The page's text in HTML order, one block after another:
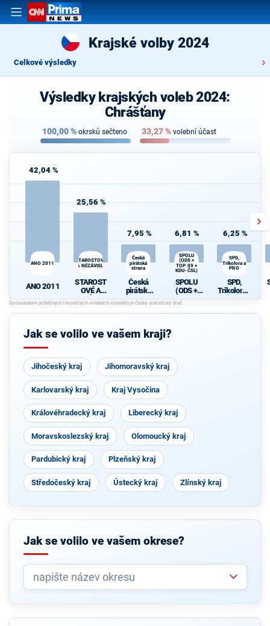
Krajské volby 2024
Celkové výsledky
Výsledky krajských voleb 2024:
Chrášťany
100,00% okrsků sečteno 33,27% volební účast
42,04 %
ANO 2011
ANO 2011
25,56 %
STAROSTOVÉ
A NEZÁVISLÍ
STAROST
OVÉ A
NEZÁVISL
Í
7,95 %
Česká
pirátská
strana
Česká
pirátská
strana
6,81 %
SPOLU
(ODS +
TOP 09 +
KDU-ČSL)
SPOLU
(ODS +
TOP 09 +
KDU-ČSL)
6,25 %
SPD,
Trikolora a
PRO
SPD,
Trikolora a
PRO
Jak se volilo ve vašem kraji?
Jihočeský kraj Jihomoravský kraj
Karlovarský kraj Kraj Vysočina
Královéhradecký kraj Liberecký kraj
Moravskoslezský kraj Olomoucký kraj
Pardubický kraj Plzeňský kraj
Středočeský kraj Ústecký kraj Zlínský kraj
Jak se volilo ve vašem okrese?